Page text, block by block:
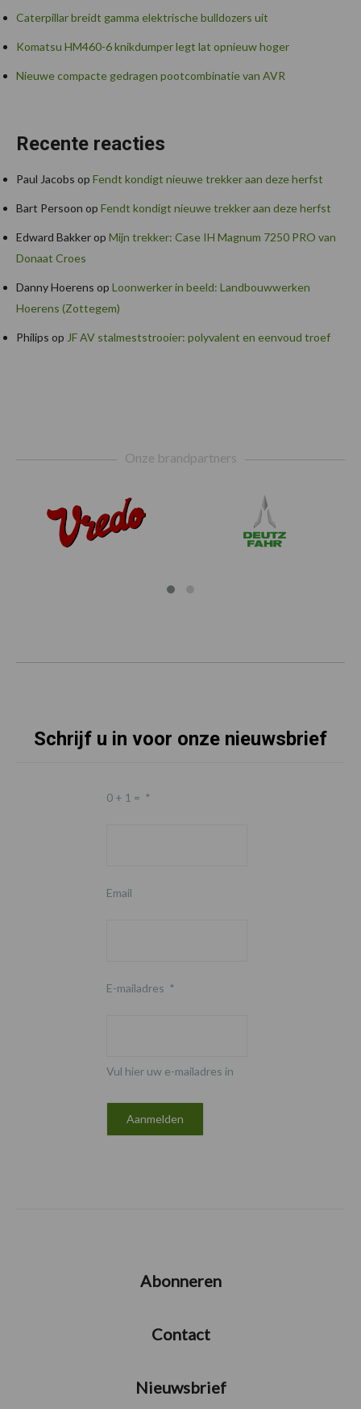
Caterpillar breidt gamma elektrische bulldozers uit
Komatsu HM460-6 knikdumper legt lat opnieuw hoger
Nieuwe compacte gedragen pootcombinatie van AVR
Recente reacties
Paul Jacobs op Fendt kondigt nieuwe trekker aan deze herfst
Bart Persoon op Fendt kondigt nieuwe trekker aan deze herfst
Edward Bakkerop Mijn trekker: Case IH Magnum 7250 PRO van
Donaat Croes
Danny Hoerens op Loonwerker in beeld: Landbouwwerken
Hoerens (Zottegem)
Philips op JF AV stalmeststrooier: polyvalent en eenvoud troef
Onze brandpartners
Schrijf u in voor onze nieuwsbrief
0 + 1 = *
Email
E-mailadres *
Vul hier uw e-mailadres in
Abonneren
Contact
Nieuwsbrief